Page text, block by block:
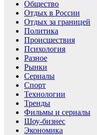
Общество
Отдых в России
Отдых за границей
Политика
Происшествия
Психология
Разное
Рынки
Сериалы
Спорт
Технологии
Тренды
Фильмы и сериалы
Шоу-бизнес
Экономика